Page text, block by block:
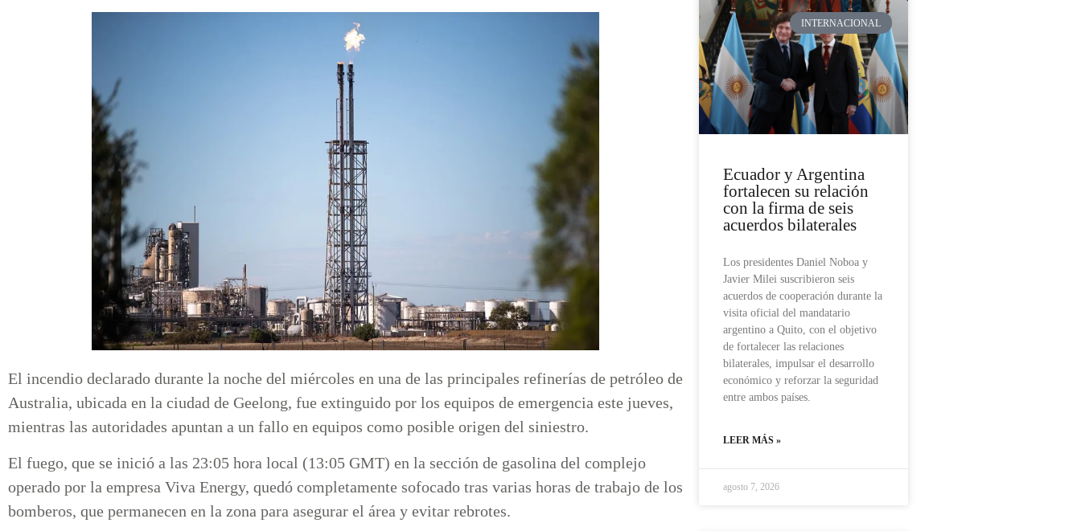
El incendio declarado durante la noche del miércoles en una de las principales refinerías de petróleo de
Australia, ubicada en la ciudad de Geelong, fue extinguido por los equipos de emergencia este jueves,
mientras las autoridades apuntan a un fallo en equipos como posible origen del siniestro.
El fuego, que se inició a las 23:05 hora local (13:05 GMT) en la sección de gasolina del complejo
operado por la empresa Viva Energy, quedó completamente sofocado tras varias horas de trabajo de los
bomberos, que permanecen en la zona para asegurar el área y evitar rebrotes.
INTERNACIONAL
Ecuador y Argentina
fortalecen su relación
con la firma de seis
acuerdos bilaterales
Los presidentes Daniel Noboa y
Javier Milei suscribieron seis
acuerdos de cooperación durante la
visita oficial del mandatario
argentino a Quito, con el objetivo
de fortalecer las relaciones
bilaterales, impulsar el desarrollo
económico y reforzar la seguridad
entre ambos países.
LEER MÁS »
agosto 7, 2026